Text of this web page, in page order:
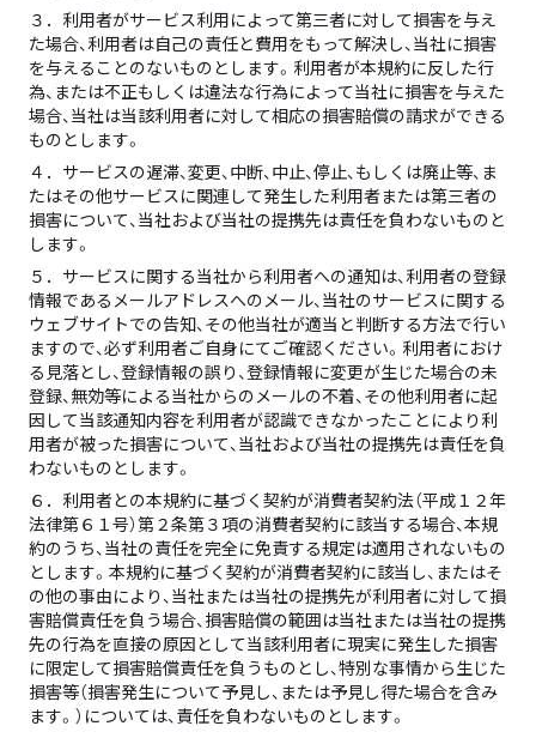
３． 利用者がサービス利用によって第三者に対して損害を与え
た場合、利用者は自己の責任と費用をもって解決し、当社に損害
を与えることのないものとします。利用者が本規約に反した行
為、または不正もしくは違法な行為によって当社に損害を与えた
場合、当社は当該利用者に対して相応の損害賠償の請求ができる
ものとします。
４． サービスの遅滞、変更、中断、中止、停止、もしくは廃止等、ま
たはその他サービスに関連して発生した利用者または第三者の
損害について、当社および当社の提携先は責任を負わないものと
します。
５． サービスに関する当社から利用者への通知は、利用者の登録
情報であるメールアドレスへのメール、当社のサービスに関する
ウェブサイトでの告知、その他当社が適当と判断する方法で行い
ますので、必ず利用者ご自身にてご確認ください。利用者におけ
る見落とし、登録情報の誤り、登録情報に変更が生じた場合の未
登録、無効等による当社からのメールの不着、その他利用者に起
因して当該通知内容を利用者が認識できなかったことにより利
用者が被った損害について、当社および当社の提携先は責任を負
わないものとします。
６． 利用者との本規約に基づく契約が消費者契約法（平成１２年
法律第６１号）第２条第３項の消費者契約に該当する場合、本規
約のうち、当社の責任を完全に免責する規定は適用されないもの
とします。本規約に基づく契約が消費者契約に該当し、またはそ
の他の事由により、当社または当社の提携先が利用者に対して損
害賠償責任を負う場合、損害賠償の範囲は当社または当社の提携
先の行為を直接の原因として当該利用者に現実に発生した損害
に限定して損害賠償責任を負うものとし、特別な事情から生じた
損害等（損害発生について予見し、または予見し得た場合を含み
ます。）については、責任を負わないものとします。